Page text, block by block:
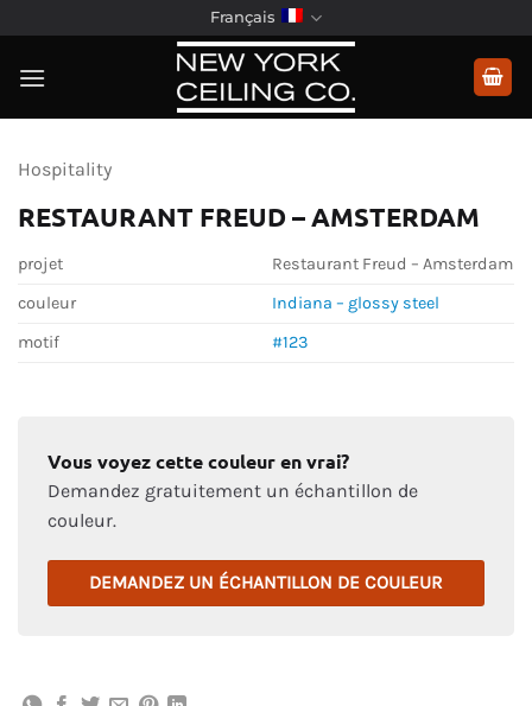
au
contenu
Français
Hospitality
RESTAURANT FREUD – AMSTERDAM
projet
Restaurant Freud – Amsterdam
couleur
Indiana – glossy steel
motif
#123
Vous voyez cette couleur en vrai?
Demandez gratuitement un échantillon de
couleur.
DEMANDEZ UN ÉCHANTILLON DE COULEUR